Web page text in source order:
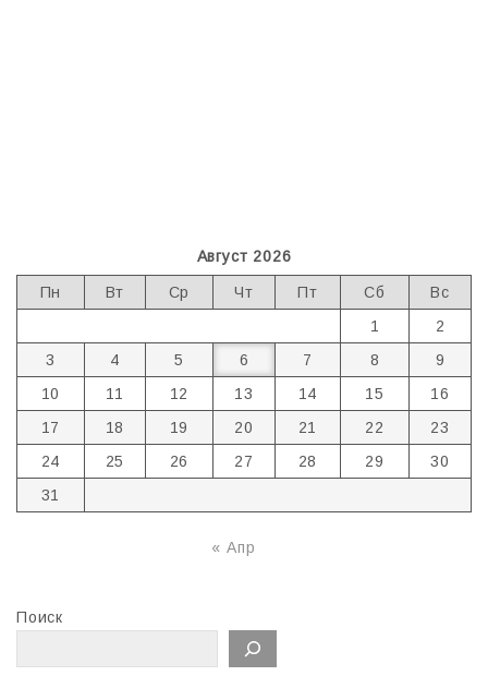
Август 2026
Пн Вт Ср Чт Пт Сб
Вс
1
2
3
4 5 6 7 8
9
10
11 12 13 14 15
16
17
18 19 20 21 22
23
24
25 26 27 28 29
30
31
« Апр
Поиск